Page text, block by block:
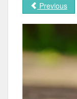
Previous